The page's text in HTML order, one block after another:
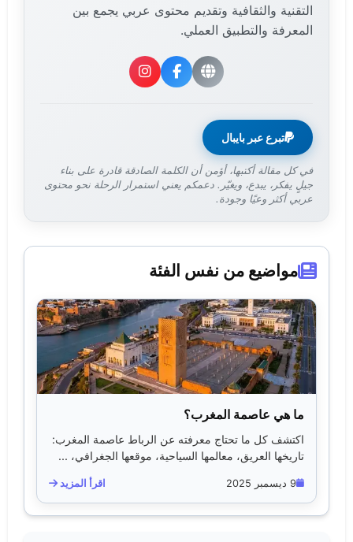
التقنية والثقافية وتقديم محتوى عربي يجمع بين
المعرفة والتطبيق العملي.
تبرع عبر بايبال
في كل مقالة أكتبها، أؤمن أن الكلمة الصادقة قادرة على بناء
جيلٍ يفكر، يبدع، ويغيّر. دعمكم يعني استمرار الرحلة نحو محتوى
عربي أكثر وعيًا وجودة.
مواضيع من نفس الفئة
ما هي عاصمة المغرب؟
اكتشف كل ما تحتاج معرفته عن الرباط عاصمة المغرب:
تاريخها العريق، معالمها السياحية، موقعها الجغرافي، ...
9 ديسمبر 2025 اقرأ المزيد